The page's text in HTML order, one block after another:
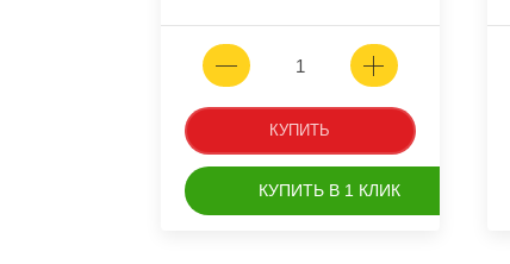
КУПИТЬ
КУПИТЬ В 1 КЛИК